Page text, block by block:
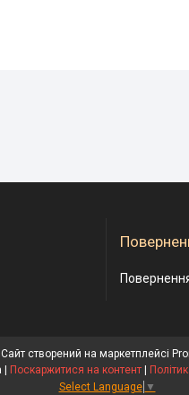
Сайт створений на маркетплейсі
Поскаржитися на контент
Select Language ▼